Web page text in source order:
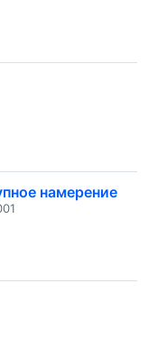
намерение